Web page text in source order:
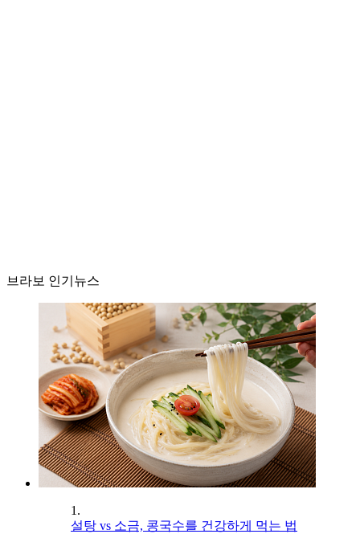
브라보 인기뉴스
1.
설탕 vs 소금, 콩국수를 건강하게 먹는 법